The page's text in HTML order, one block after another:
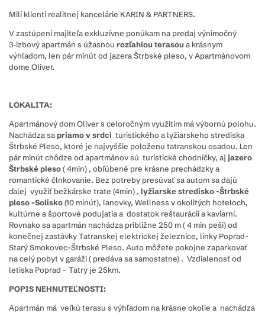
Milí klienti realitnej kancelárie KARIN & PARTNERS.
V zastúpení majiteľa exkluzívne ponúkam na predaj výnimočný
3‑izbový apartmán s úžasnou rozľahlou terasou a krásnym
výhľadom, len pár minút od jazera Štrbské pleso, v Apartmánovom
dome Oliver.
LOKALITA:
Apartmánový dom Oliver s celoročným využitím má výbornú polohu.
Nachádza sa priamo v srdci turistického a lyžiarskeho strediska
Štrbské Pleso, ktoré je najvyššie položenu tatranskou osadou. Len
pár minút chôdze od apartmánov sú turistické chodníčky, aj jazero
Štrbské pleso( 4min) , obľúbené pre krásne prechádzky a
romantické člnkovanie. Bez potreby presúvať sa autom sa dajú
ďalej využiť bežkárske trate (4min) , lyžiarske stredisko -Štrbské
pleso -Solisko(10 minút), lanovky, Wellness v okolitých hoteloch,
kultúrne a športové podujatia a dostatok reštaurácií a kaviarní.
Rovnako sa apartmán nachádza približne 250 m ( 4 min peši) od
konečnej zastávky Tatranskej elektrickej železnice, linky Poprad-
Starý Smokovec-Štrbské Pleso. Auto môžete pokojne zaparkovať
na celý pobyt v garáži ( predáva sa samostatne) . Vzdialenosť od
letiska Poprad – Tatry je 25km.
POPIS NEHNUTEĽNOSTI:
Apartmán má veľkú terasu s výhľadom na krásne okolie a nachádza